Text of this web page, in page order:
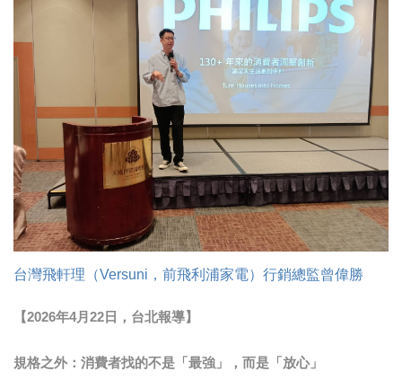
台灣飛軒理（Versuni，前飛利浦家電）行銷總監曾偉勝
【2026年4月22日，台北報導】
規格之外：消費者找的不是「最強」，而是「放心」
台灣百事食品 注重品牌體驗創造差異化
黃麗萍：媒體代理商有幫客戶升級的責任！
牛恆泰：媒體產業蛻變關鍵期，數位轉型該怎麼
搞？（上）